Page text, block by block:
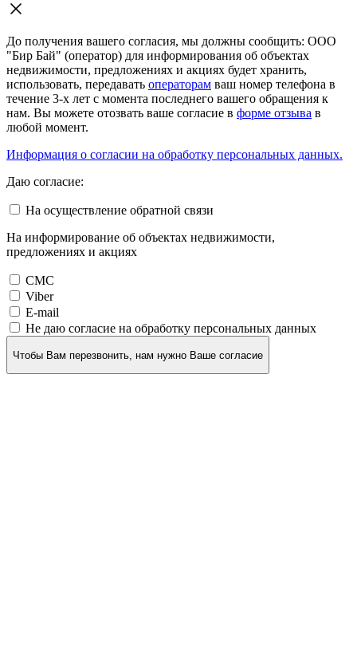
До получения вашего согласия, мы должны сообщить: ООО
"Бир Бай" (оператор) для информирования об объектах
недвижимости, предложениях и акциях будет хранить,
использовать, передавать операторам ваш номер телефона в
течение 3-х лет с момента последнего вашего обращения к
нам. Вы можете отозвать ваше согласие в форме отзыва в
любой момент.
Информация о согласии на обработку персональных данных.
Даю согласие:
На осуществление обратной связи
На информирование об объектах недвижимости,
предложениях и акциях
СМС
Viber
E-mail
Не даю согласие на обработку персональных данных
Чтобы Вам перезвонить, нам нужно Ваше согласие